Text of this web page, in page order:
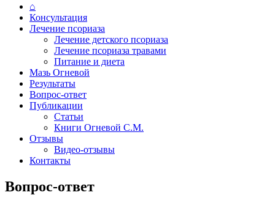
⌂
Консультация
Лечение псориаза
Лечение детского псориаза
Лечение псориаза травами
Питание и диета
Мазь Огневой
Результаты
Вопрос-ответ
Публикации
Статьи
Книги Огневой С.М.
Отзывы
Видео-отзывы
Контакты
Вопрос-ответ